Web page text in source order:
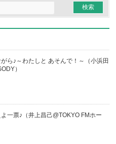
ら♪～わたしと あそんで！～（小浜田
）
一票♪（井上昌己@TOKYO FMホー